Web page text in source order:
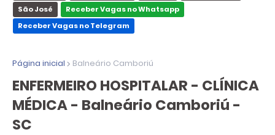
São José
Receber Vagas no Whatsapp
Receber Vagas no Telegram
Página inicial Balneário Camboriú
ENFERMEIRO HOSPITALAR - CLÍNICA
MÉDICA - Balneário Camboriú -
SC